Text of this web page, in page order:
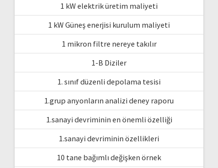
1 kW elektrik üretim maliyeti
1 kW Güneş enerjisi kurulum maliyeti
1 mikron filtre nereye takılır
1-B Diziler
1. sınıf düzenli depolama tesisi
1.grup anyonların analizi deney raporu
1.sanayi devriminin en önemli özelliği
1.sanayi devriminin özellikleri
10 tane bağımlı değişken örnek